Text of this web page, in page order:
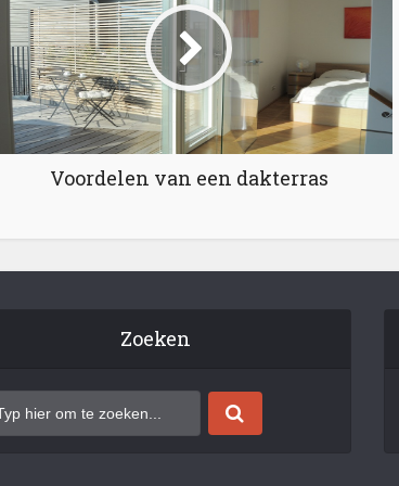
Voordelen van een dakterras
Zoeken